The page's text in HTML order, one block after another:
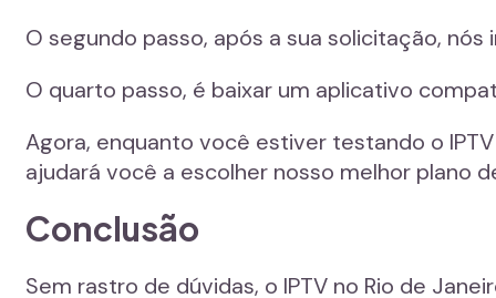
O segundo passo, após a sua solicitação,
O quarto passo, é baixar um aplicativo
Agora, enquanto você estiver testando o
ajudará você a escolher nosso melhor plano
Conclusão
Sem rastro de dúvidas, o IPTV no Rio de